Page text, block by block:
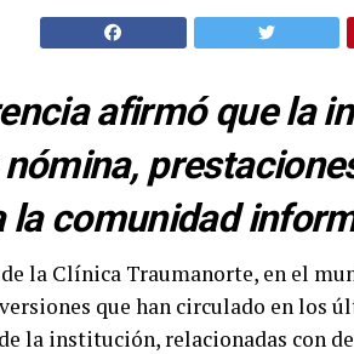
afirmó que la
la comunidad
la Clínica Traumanorte, en el
que han circulado en los
la institución, relacionadas con